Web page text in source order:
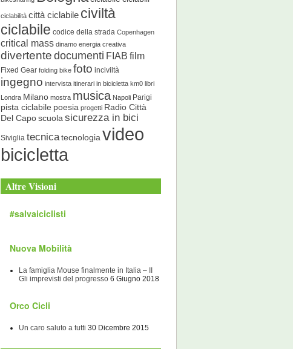
ciclabilità città ciclabile civiltà
ciclabile codice della strada Copenhagen
critical mass dinamo energia creativa
divertentedocumenti FIAB film
Fixed Gear folding bike foto inciviltà
ingegno intervista itinerari in bicicletta km0 libri
Londra Milano mostra musica Napoli Parigi
pista ciclabile poesia progetti Radio Città
Del Capo scuolasicurezza in bici
Siviglia tecnicatecnologiavideo
bicicletta
Altre Visioni
#salvaiciclisti
Nuova Mobilità
La famiglia Mouse finalmente in Italia – II
Gli imprevisti del progresso 6 Giugno 2018
Orco Cicli
Un caro saluto a tutti 30 Dicembre 2015